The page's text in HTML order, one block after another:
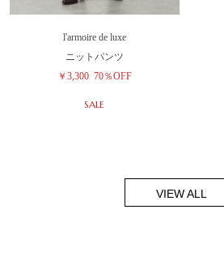
l'armoire de luxe
ニットパンツ
￥3,300 70％OFF
SALE
VIEW ALL